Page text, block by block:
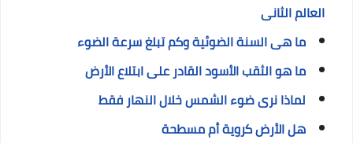
العالم الثانى
ما هى السنة الضوئية وكم تبلغ سرعة الضوء
ما هو الثقب الأسود القادر على ابتلاع الأرض
لماذا نرى ضوء الشمس خلال النهار فقط
هل الأرض كروية أم مسطحة